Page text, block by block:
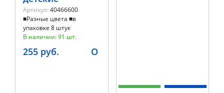
Артикул: 40466600
■Разные цвета ■в
упаковке 8 штук
В наличии: 91 шт.
255 руб. O